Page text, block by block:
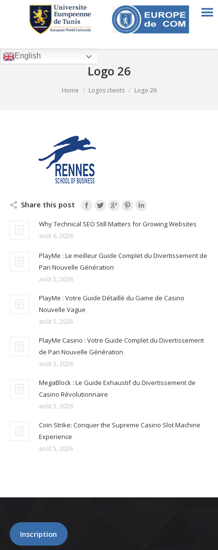
Logo 26
Home Logos clients Logo 26
Share this post
Why Technical SEO Still Matters for Growing Websites
août 6, 2026
PlayMe : Le meilleur Guide Complet du Divertissement de
Pari Nouvelle Génération
août 5, 2026
PlayMe : Votre Guide Détaillé du Game de Casino
Nouvelle Vague
août 5, 2026
PlayMe Casino : Votre Guide Complet du Divertissement
de Pari Nouvelle Génération
août 5, 2026
MegaBlock : Le Guide Exhaustif du Divertissement de
Casino Révolutionnaire
août 5, 2026
Coin Strike: Conquer the Supreme Casino Slot Machine
Experience
août 5, 2026
Inscription
English